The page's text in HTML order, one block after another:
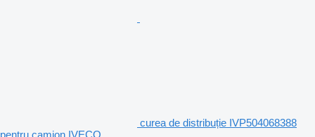
curea de distribuție IVP504068388
pentru camion IVECO